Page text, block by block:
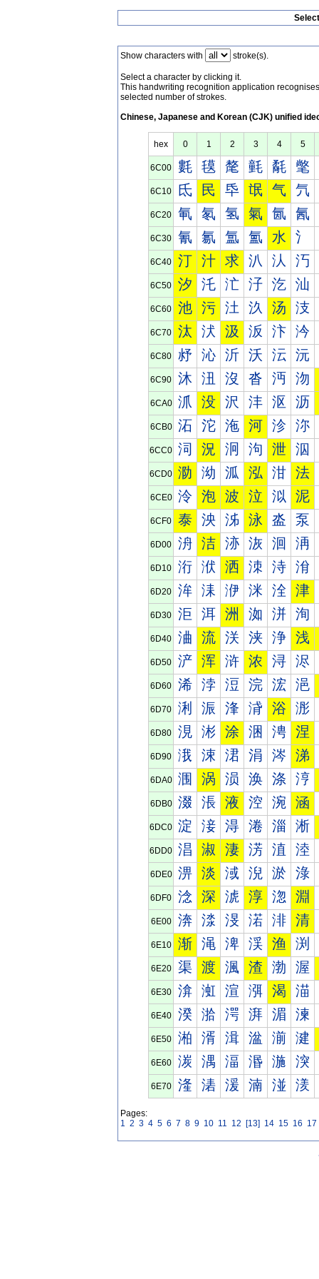
Show characters with stroke(s).
Select a character by clicking it.
This handwriting recognition application
selected number of strokes.
Chinese, Japanese and Korean (CJK) unified
hex 0 1 2 3 4 5
6C00 氀 氁 氂 氃 氄 氅
6C10 氐 民 氒 氓 气 氕
6C20 氠 氡 氢 氣 氤 氥
6C30 氰 氱 氲 氳 水 氵
6C40 汀 汁 求 汃 汄 汅
6C50 汐 汑 汒 汓 汔 汕
6C60 池 污 汢 汣 汤 汥
6C70 汰 汱 汲 汳 汴 汵
6C80 沀 沁 沂 沃 沄 沅
6C90 沐 沑 沒 沓 沔 沕
6CA0 沠 没 沢 沣 沤 沥
6CB0 沰 沱 沲 河 沴 沵
6CC0 泀 況 泂 泃 泄 泅
6CD0 泐 泑 泒 泓 泔 法
6CE0 泠 泡 波 泣 泤 泥
6CF0 泰 泱 泲 泳 泴 泵
6D00 洀 洁 洂 洃 洄 洅
6D10 洐 洑 洒 洓 洔 洕
6D20 洠 洡 洢 洣 洤 津
6D30 洰 洱 洲 洳 洴 洵
6D40 浀 流 浂 浃 浄 浅
6D50 浐 浑 浒 浓 浔 浕
6D60 浠 浡 浢 浣 浤 浥
6D70 浰 浱 浲 浳 浴 浵
6D80 涀 涁 涂 涃 涄 涅
6D90 涐 涑 涒 涓 涔 涕
6DA0 涠 涡 涢 涣 涤 涥
6DB0 涰 涱 液 涳 涴 涵
6DC0 淀 淁 淂 淃 淄 淅
6DD0 淐 淑 淒 淓 淔 淕
6DE0 淠 淡 淢 淣 淤 淥
6DF0 淰 深 淲 淳 淴 淵
6E00 渀 渁 渂 渃 渄 清
6E10 渐 渑 渒 渓 渔 渕
6E20 渠 渡 渢 渣 渤 渥
6E30 渰 渱 渲 渳 渴 渵
6E40 湀 湁 湂 湃 湄 湅
6E50 湐 湑 湒 湓 湔 湕
6E60 湠 湡 湢 湣 湤 湥
6E70 湰 湱 湲 湳 湴 湵
Pages:
1 2 3 4 5 6 7 8 9 10 11 12 [13] 14 15 16 17